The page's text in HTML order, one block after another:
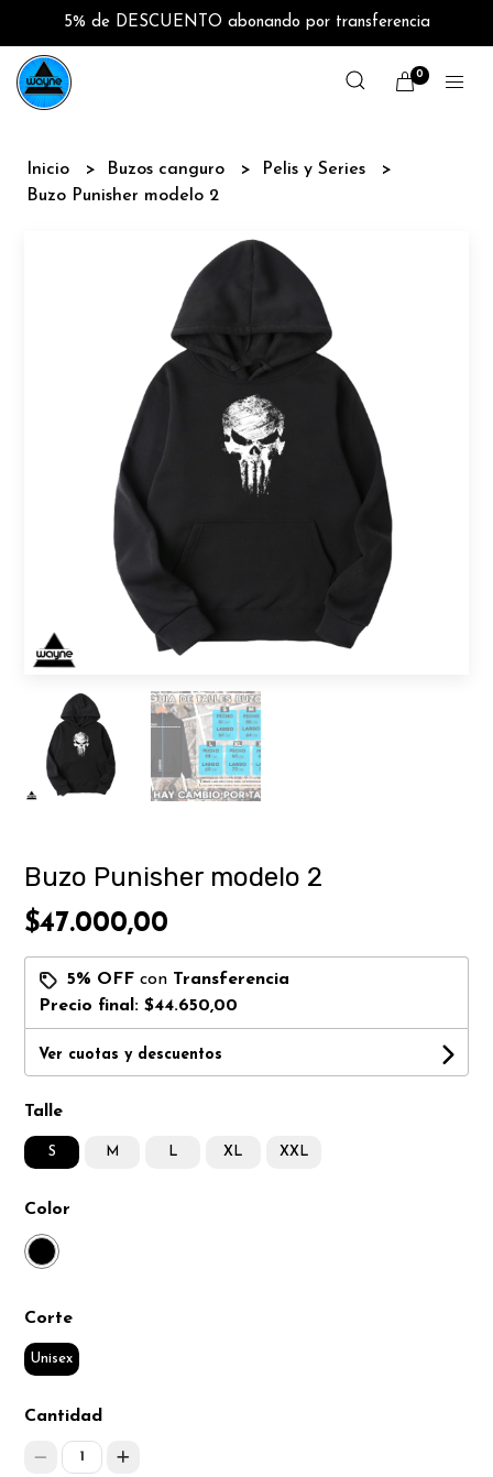
5% de DESCUENTO abonando por transferencia
0
Inicio Buzos canguro
Pelis y Series
Buzo Punisher modelo 2
Buzo Punisher modelo 2
$47.000,00
5% OFF con Transferencia
Precio final:$44.650,00
Ver cuotas y descuentos
Talle
S M L XL XXL
Color
Corte
Unisex
Cantidad
1